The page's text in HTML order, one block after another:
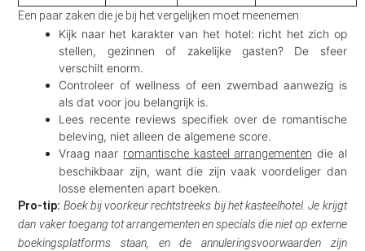
Een paar zaken die je bij het vergelijken moet meenemen:
Kijk naar het karakter van het hotel: richt het zich op
stellen, gezinnen of zakelijke gasten? De sfeer
verschilt enorm.
Controleer of wellness of een zwembad aanwezig is
als dat voor jou belangrijk is.
Lees recente reviews specifiek over de romantische
beleving, niet alleen de algemene score.
Vraag naar romantische kasteel arrangementen die al
beschikbaar zijn, want die zijn vaak voordeliger dan
losse elementen apart boeken.
Pro-tip: Boek bij voorkeur rechtstreeks bij het kasteelhotel. Je krijgt
dan vaker toegang tot arrangementen en specials die niet op externe
boekingsplatforms staan, en de annuleringsvoorwaarden zijn